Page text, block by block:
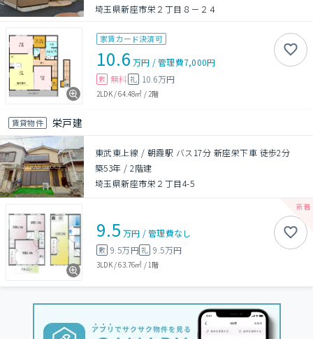
埼玉県新座市栄２丁目８－２４
家賃カード決済可
10.6 万円 /管理費7,000円
敷 無料 礼 10.6万円
2LDK/64.48㎡ /2階
賃貸物件 栄戸建
東武東上線 / 朝霞駅 バス17分 新座栄下車 徒歩2分
築53年 /2階建
埼玉県新座市栄２丁目4-5
9.5 万円 /管理費なし
敷 9.5万円礼 9.5万円
3LDK/63.76㎡ / 1階